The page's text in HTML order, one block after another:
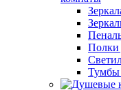
Полки
Тумбы